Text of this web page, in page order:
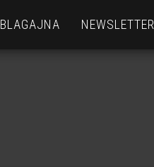
BLAGAJNA NEWSLETTER